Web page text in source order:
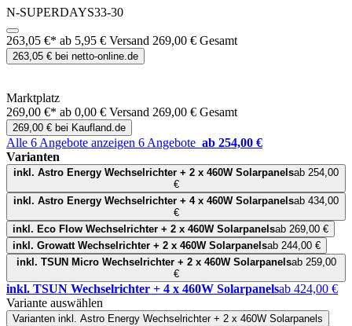
N-SUPERDAYS33-30
263,05 €* ab 5,95 € Versand 269,00 € Gesamt
263,05 € bei netto-online.de
Marktplatz
269,00 €* ab 0,00 € Versand 269,00 € Gesamt
269,00 € bei Kaufland.de
Alle 6 Angebote anzeigen 6 Angebote ab 254,00 €
Varianten
inkl. Astro Energy Wechselrichter + 2 x 460W Solarpanelsab 254,00
€
inkl. Astro Energy Wechselrichter + 4 x 460W Solarpanelsab 434,00
€
inkl. Eco Flow Wechselrichter + 2 x 460W Solarpanelsab 269,00 €
inkl. Growatt Wechselrichter + 2 x 460W Solarpanelsab 244,00 €
inkl. TSUN Micro Wechselrichter + 2 x 460W Solarpanelsab 259,00
€
inkl. TSUN Wechselrichter + 4 x 460W Solarpanelsab 424,00 €
Variante auswählen
Varianten inkl. Astro Energy Wechselrichter + 2 x 460W Solarpanels